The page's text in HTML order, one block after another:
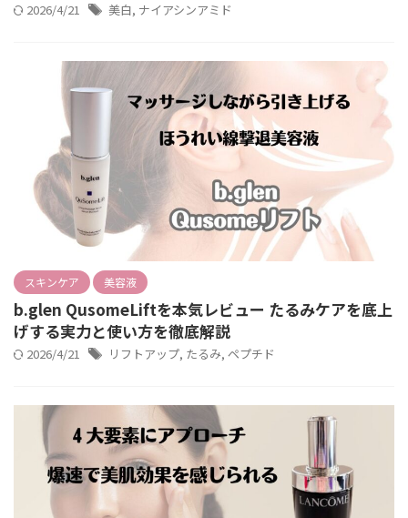
2026/4/21 美白, ナイアシンアミド
スキンケア 美容液
b.glen QusomeLiftを本気レビュー たるみケアを底上
げする実力と使い方を徹底解説
2026/4/21 リフトアップ, たるみ, ペプチド